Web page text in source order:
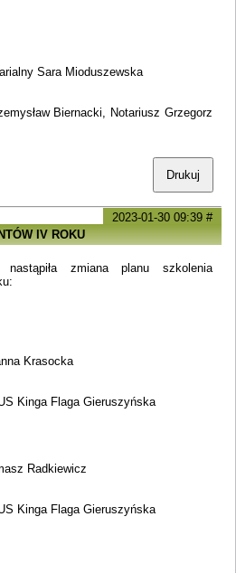
Sara Mioduszewska
Biernacki, Notariusz Grzegorz
Drukuj
2023-01-30 09:39 #
IV ROKU
zmiana planu szkolenia
Krasocka
Kinga Flaga Gieruszyńska
Radkiewicz
Kinga Flaga Gieruszyńska